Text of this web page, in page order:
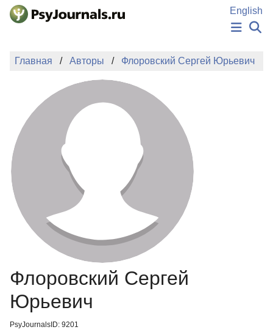
Перейти к основному содержанию
English
НОВОСТИ
АВТОРЫ
ПОДАТЬ РУКОПИСЬ
БАЗА ЗНАНИЙ
КЛЮЧЕВЫЕ СЛОВА
Регистрация
Главная Авторы Флоровский Сергей Юрьевич
Флоровский Сергей
Юрьевич
PsyJournalsID: 9201